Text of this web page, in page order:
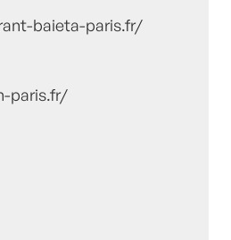
baieta-paris.fr/
paris.fr/